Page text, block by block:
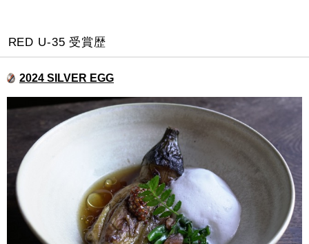
RED U-35 受賞歴
2024 SILVER EGG